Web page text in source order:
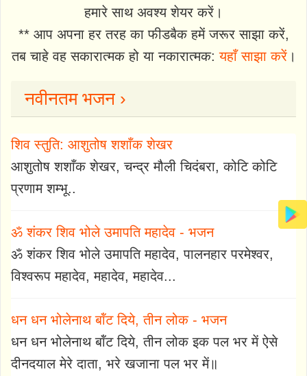
हमारे साथ अवश्य शेयर करें।
** आप अपना हर तरह का फीडबैक हमें जरूर साझा करें,
तब चाहे वह सकारात्मक हो या नकारात्मक:यहाँ साझा करें।
नवीनतम भजन ›
शिव स्तुति: आशुतोष शशाँक शेखर
आशुतोष शशाँक शेखर, चन्द्र मौली चिदंबरा, कोटि कोटि
प्रणाम शम्भू..
ॐ शंकर शिव भोले उमापति महादेव - भजन
ॐ शंकर शिव भोले उमापति महादेव, पालनहार परमेश्वर,
विश्वरूप महादेव, महादेव, महादेव...
धन धन भोलेनाथ बॉंट दिये, तीन लोक - भजन
धन धन भोलेनाथ बॉंट दिये, तीन लोक इक पल भर में ऐसे
दीनदयाल मेरे दाता, भरे खजाना पल भर में॥